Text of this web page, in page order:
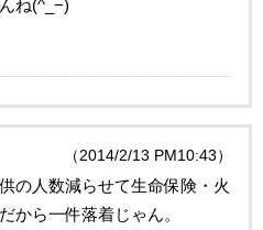
ね(^_−)
（2014/2/13 PM10:43）
の人数減らせて生命保険・火
から一件落着じゃん。